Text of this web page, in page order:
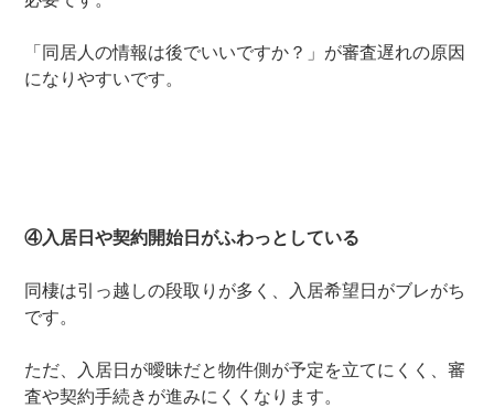
「同居人の情報は後でいいですか？」が審査遅れの原因
になりやすいです。
④入居日や契約開始日がふわっとしている
同棲は引っ越しの段取りが多く、入居希望日がブレがち
です。
ただ、入居日が曖昧だと物件側が予定を立てにくく、審
査や契約手続きが進みにくくなります。